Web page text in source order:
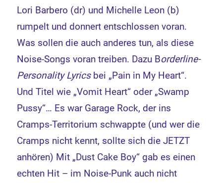
Lori Barbero (dr) und Michelle Leon (b)
rumpelt und donnert entschlossen voran.
Was sollen die auch anderes tun, als diese
Noise-Songs voran treiben. Dazu Borderline-
Personality Lyricsbei „Pain in My Heart“.
Und Titel wie „Vomit Heart“ oder „Swamp
Pussy“… Es war Garage Rock, der ins
Cramps-Territorium schwappte (und wer die
Cramps nicht kennt, sollte sich die JETZT
anhören) Mit „Dust Cake Boy“ gab es einen
echten Hit – im Noise-Punk auch nicht